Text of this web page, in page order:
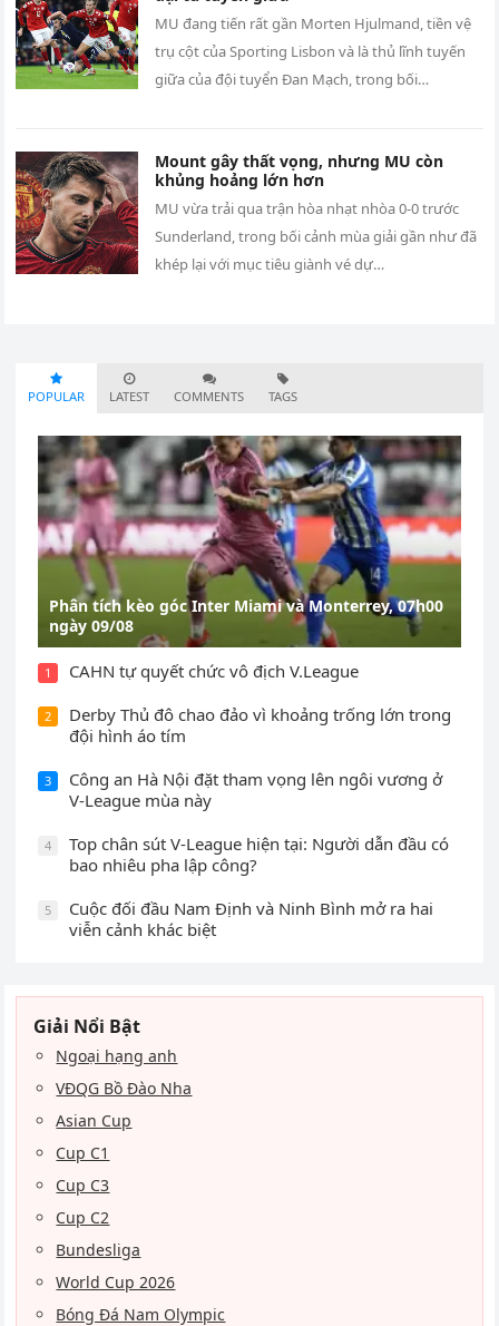
MU đang tiến rất gần Morten Hjulmand, tiền vệ
trụ cột của Sporting Lisbon và là thủ lĩnh tuyến
giữa của đội tuyển Đan Mạch, trong bối…
Mount gây thất vọng, nhưng MU còn
khủng hoảng lớn hơn
MU vừa trải qua trận hòa nhạt nhòa 0-0 trước
Sunderland, trong bối cảnh mùa giải gần như đã
khép lại với mục tiêu giành vé dự…
POPULAR LATEST COMMENTS TAGS
Phân tích kèo góc Inter Miami và Monterrey, 07h00
ngày 09/08
1 CAHN tự quyết chức vô địch V.League
2
Derby Thủ đô chao đảo vì khoảng trống lớn trong
đội hình áo tím
3
Công an Hà Nội đặt tham vọng lên ngôi vương ở
V-League mùa này
4
Top chân sút V-League hiện tại: Người dẫn đầu có
bao nhiêu pha lập công?
5
Cuộc đối đầu Nam Định và Ninh Bình mở ra hai
viễn cảnh khác biệt
Giải Nổi Bật
Ngoại hạng anh
VĐQG Bồ Đào Nha
Asian Cup
Cup C1
Cup C3
Cup C2
Bundesliga
World Cup 2026
Bóng Đá Nam Olympic